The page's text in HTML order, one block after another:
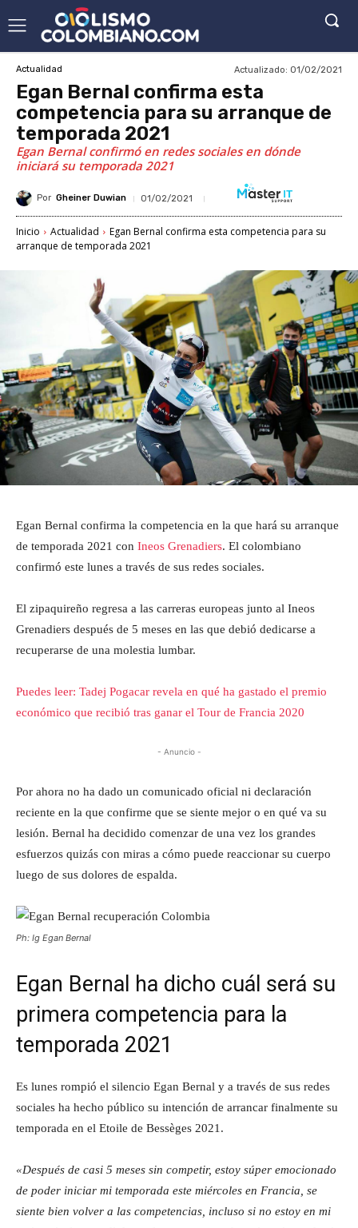
Actualidad Actualizado: 01/02/2021
Egan Bernal confirma esta
competencia para su arranque de
temporada 2021
Egan Bernal confirmó en redes sociales en dónde
iniciará su temporada 2021
Por Gheiner Duwian 01/02/2021
Inicio Actualidad
Egan Bernal confirma esta competencia para su
arranque de temporada 2021
Egan Bernal confirma la competencia en la que hará su arranque
de temporada 2021 con Ineos Grenadiers. El colombiano
confirmó este lunes a través de sus redes sociales.
El zipaquireño regresa a las carreras europeas junto al Ineos
Grenadiers después de 5 meses en las que debió dedicarse a
recuperarse de una molestia lumbar.
Puedes leer: Tadej Pogacar revela en qué ha gastado el premio
económico que recibió tras ganar el Tour de Francia 2020
- Anuncio -
Por ahora no ha dado un comunicado oficial ni declaración
reciente en la que confirme que se siente mejor o en qué va su
lesión. Bernal ha decidido comenzar de una vez los grandes
esfuerzos quizás con miras a cómo puede reaccionar su cuerpo
luego de sus dolores de espalda.
Ph: Ig Egan Bernal
Egan Bernal ha dicho cuál será su
primera competencia para la
temporada 2021
Es lunes rompió el silencio Egan Bernal y a través de sus redes
sociales ha hecho público su intención de arrancar finalmente su
temporada en el Etoile de Bessèges 2021.
«Después de casi 5 meses sin competir, estoy súper emocionado
de poder iniciar mi temporada este miércoles en Francia, se
siente bien volver a las competencias, incluso si no estoy en mi